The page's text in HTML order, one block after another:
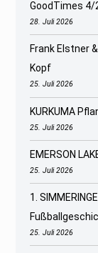
GoodTimes
28. Juli 2026
Frank Elstner
Kopf
25. Juli 2026
KURKUMA
25. Juli 2026
EMERSON
25. Juli 2026
1.
25. Juli 2026